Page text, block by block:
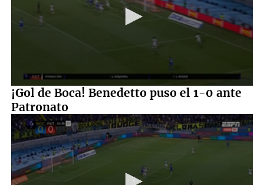
0
seconds
of
1
minute,
1
second
¡Gol de Boca! Benedetto puso el 1-0 ante
Patronato